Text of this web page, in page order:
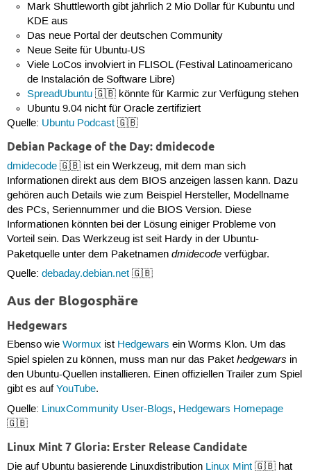
Mark Shuttleworth gibt jährlich 2 Mio Dollar für Kubuntu und
KDE aus
Das neue Portal der deutschen Community
Neue Seite für Ubuntu-US
Viele LoCos involviert in FLISOL (Festival Latinoamericano
de Instalación de Software Libre)
SpreadUbuntu 🇬🇧 könnte für Karmic zur Verfügung stehen
Ubuntu 9.04 nicht für Oracle zertifiziert
Quelle: Ubuntu Podcast🇬🇧
Debian Package of the Day: dmidecode
dmidecode🇬🇧 ist ein Werkzeug, mit dem man sich
Informationen direkt aus dem BIOS anzeigen lassen kann. Dazu
gehören auch Details wie zum Beispiel Hersteller, Modellname
des PCs, Seriennummer und die BIOS Version. Diese
Informationen könnten bei der Lösung einiger Probleme von
Vorteil sein. Das Werkzeug ist seit Hardy in der Ubuntu-
Paketquelle unter dem Paketnamen dmidecodeverfügbar.
Quelle: debaday.debian.net🇬🇧
Aus der Blogosphäre
Hedgewars
Ebenso wie Wormux ist Hedgewars ein Worms Klon. Um das
Spiel spielen zu können, muss man nur das Paket hedgewars in
den Ubuntu-Quellen installieren. Einen offiziellen Trailer zum Spiel
gibt es aufYouTube.
Quelle: LinuxCommunity User-Blogs, Hedgewars Homepage
🇬🇧
Linux Mint 7 Gloria: Erster Release Candidate
Die auf Ubuntu basierende Linuxdistribution Linux Mint🇬🇧 hat